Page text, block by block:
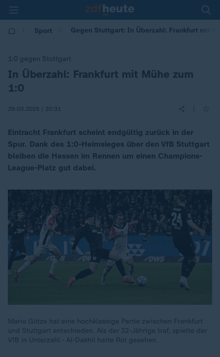
Sport Gegen Stuttgart: In Überzahl: Frankfurt mit
1:0 gegen Stuttgart
:
In Überzahl: Frankfurt mit Mühe zum
1:0
29.03.2025 | 20:31
Eintracht Frankfurt scheint endgültig zurück in der
Spur. Dank des 1:0-Heimsieges über den VfB Stuttgart
bleiben die Hessen im Rennen um einen Champions-
League-Platz gut dabei.
Mario Götze hat eine hochklassige Partie zwischen Frankfurt
und Stuttgart entschieden. Als der 32-Jährige traf, spielte der
VfB in Unterzahl - Al-Dakhil hatte Rot gesehen.